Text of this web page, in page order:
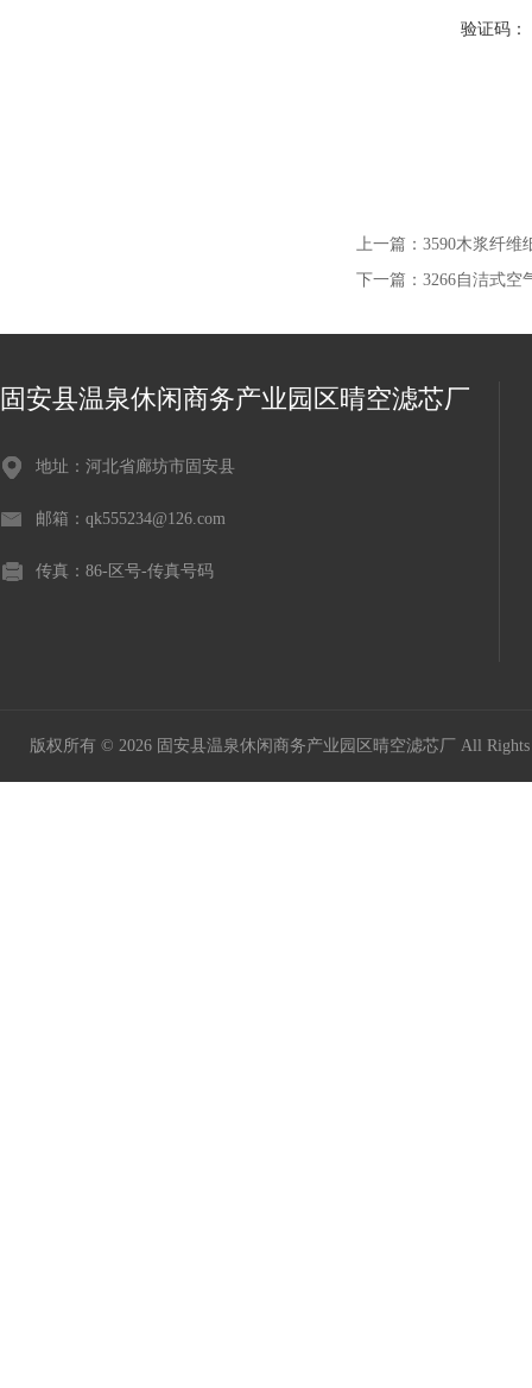
验证码：
上一篇： 3590木浆纤维
下一篇： 3266自洁式空
固安县温泉休闲商务产业园区晴空滤芯厂
地址：河北省廊坊市固安县
邮箱：qk555234@126.com
传真：86-区号-传真号码
版权所有 © 2026 固安县温泉休闲商务产业园区晴空滤芯厂 All